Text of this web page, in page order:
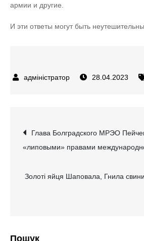
армии и другие.
И эти ответы могут быть
28.04.2023
Навігація
записів
Глава Болградского МРЭО
«липовыми» правами
Золоті яйця Шаповала, Гнила
Пошук